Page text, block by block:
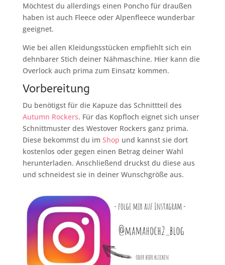
Möchtest du allerdings einen Poncho für draußen
haben ist auch Fleece oder Alpenfleece wunderbar
geeignet.
Wie bei allen Kleidungsstücken empfiehlt sich ein
dehnbarer Stich deiner Nähmaschine. Hier kann die
Overlock auch prima zum Einsatz kommen.
Vorbereitung
Du benötigst für die Kapuze das Schnittteil des
Autumn Rockers. Für das Kopfloch eignet sich unser
Schnittmuster des Westover Rockers ganz prima.
Diese bekommst du im Shop und kannst sie dort
kostenlos oder gegen einen Betrag deiner Wahl
herunterladen. Anschließend druckst du diese aus
und schneidest sie in deiner Wunschgröße aus.